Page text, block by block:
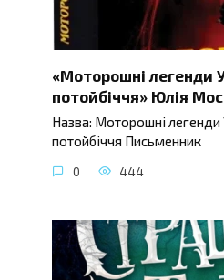
«Моторошні легенди
потойбіччя» Юлія
Назва: Моторошні легенди
потойбіччя Письменник
0 444